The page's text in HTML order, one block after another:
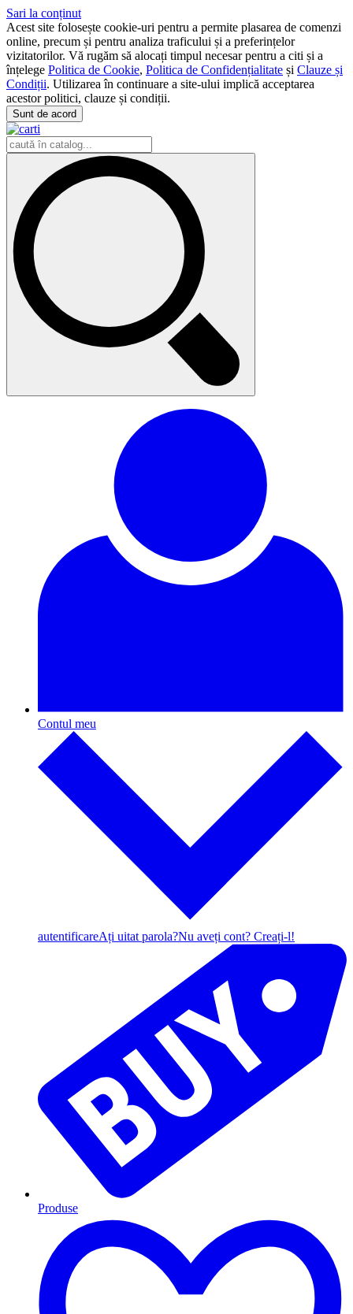
Sari la conținut
Acest site folosește cookie-uri pentru a permite plasarea de comenzi
online, precum și pentru analiza traficului și a preferințelor
vizitatorilor. Vă rugăm să alocați timpul necesar pentru a citi și a
înțelege Politica de Cookie, Politica de Confidențialitate și Clauze și
Condiții. Utilizarea în continuare a site-ului implică acceptarea
acestor politici, clauze și condiții.
Sunt de acord
Contul meu
autentificareAți uitat parola?Nu aveți cont? Creați-l!
Produse